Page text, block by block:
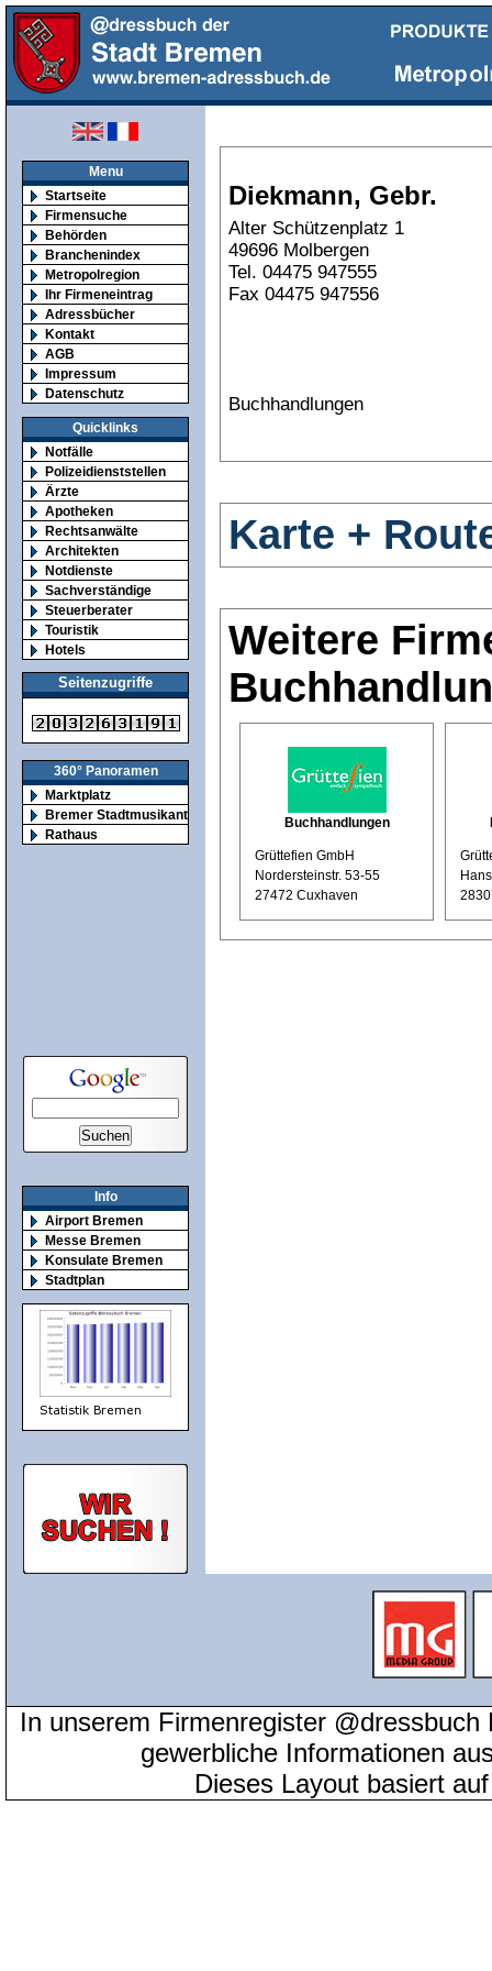
Menu
Startseite
Firmensuche
Behörden
Branchenindex
Metropolregion
Ihr Firmeneintrag
Adressbücher
Kontakt
AGB
Impressum
Datenschutz
Quicklinks
Notfälle
Polizeidienststellen
Ärzte
Apotheken
Rechtsanwälte
Architekten
Notdienste
Sachverständige
Steuerberater
Touristik
Hotels
Seitenzugriffe
360° Panoramen
Marktplatz
Bremer Stadtmusikanten
Rathaus
Info
Airport Bremen
Messe Bremen
Konsulate Bremen
Stadtplan
Diekmann, Gebr.
Alter Schützenplatz 1
49696 Molbergen
Tel. 04475 947555
Fax 04475 947556
Buchhandlungen
Karte +
Weitere
Buchhandlungen
Grüttefien GmbH
Nordersteinstr. 53-55
27472 Cuxhaven
In unserem Firmenregister
gewerbliche Informationen
Dieses Layout basiert